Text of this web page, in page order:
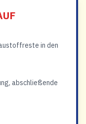
in den
abschließende